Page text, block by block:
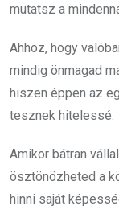
mutatsz a
Ahhoz, hogy
mindig önmagad
hiszen éppen az
tesznek hitelessé.
Amikor bátran
ösztönözheted a
hinni saját